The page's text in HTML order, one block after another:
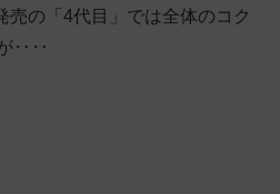
売の「4代目」では全体のコク
が‥‥